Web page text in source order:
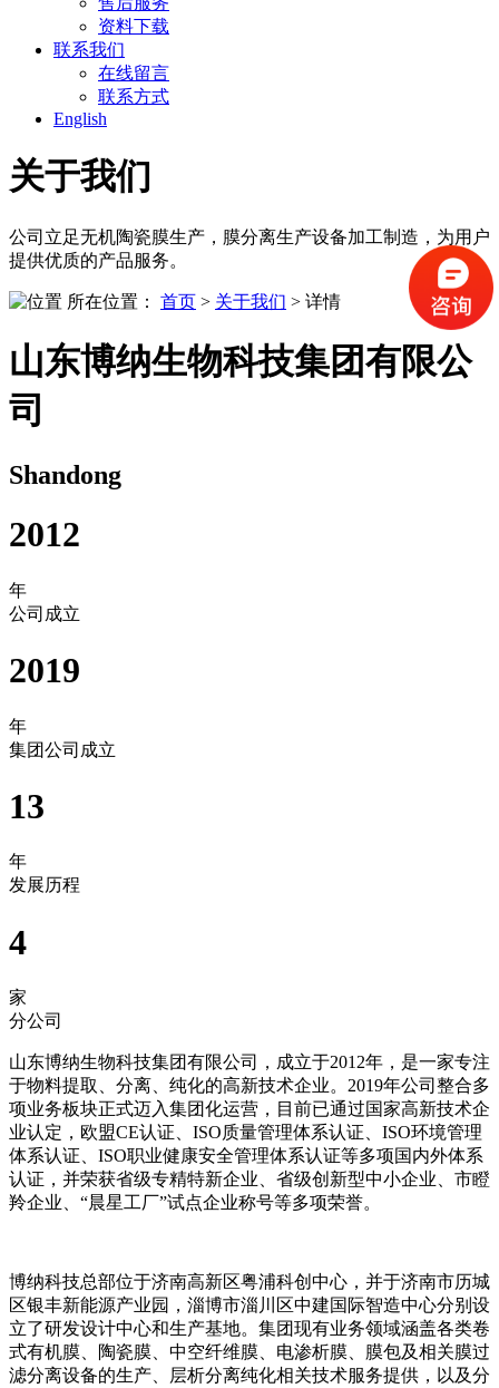
资料下载
联系我们
在线留言
联系方式
English
关于我们
公司立足无机陶瓷膜生产，膜分离生产设备加工制造，为用户
提供优质的产品服务。
所在位置： 首页 > 关于我们 > 详情
山东博纳生物科技集团有限公
司
Shandong
2012
年
公司成立
2019
年
集团公司成立
13
年
发展历程
4
家
分公司
山东博纳生物科技集团有限公司，成立于2012年，是一家专注
于物料提取、分离、纯化的高新技术企业。2019年公司整合多
项业务板块正式迈入集团化运营，目前已通过国家高新技术企
业认定，欧盟CE认证、ISO质量管理体系认证、ISO环境管理
体系认证、ISO职业健康安全管理体系认证等多项国内外体系
认证，并荣获省级专精特新企业、省级创新型中小企业、市瞪
羚企业、“晨星工厂”试点企业称号等多项荣誉。
博纳科技总部位于济南高新区粤浦科创中心，并于济南市历城
区银丰新能源产业园，淄博市淄川区中建国际智造中心分别设
立了研发设计中心和生产基地。集团现有业务领域涵盖各类卷
式有机膜、陶瓷膜、中空纤维膜、电渗析膜、膜包及相关膜过
滤分离设备的生产、层析分离纯化相关技术服务提供，以及分